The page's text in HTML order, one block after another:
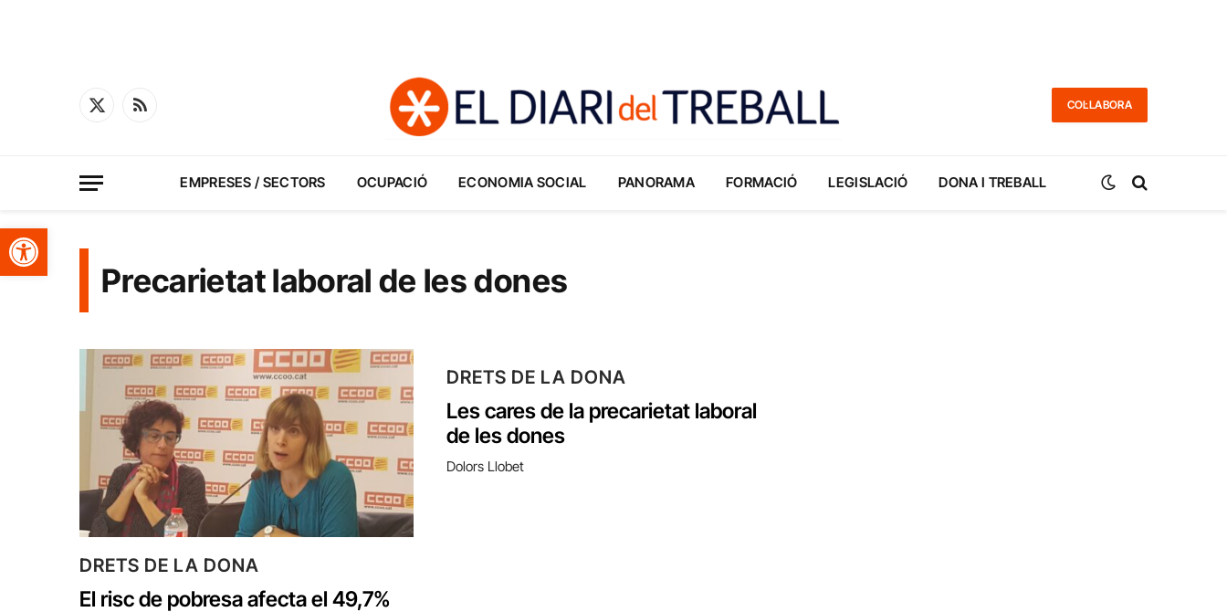
Obre la barra d'eines
X
RSS
COL·LABORA
EMPRESES / SECTORS OCUPACIÓ ECONOMIA SOCIAL PANORAMA FORMACIÓ LEGISLACIÓ DONA I TREBALL
Precarietat laboral de les dones
DRETS DE LA DONA
El risc de pobresa afecta el 49,7%
DRETS DE LA DONA
Les cares de la precarietat laboral
de les dones
Dolors Llobet